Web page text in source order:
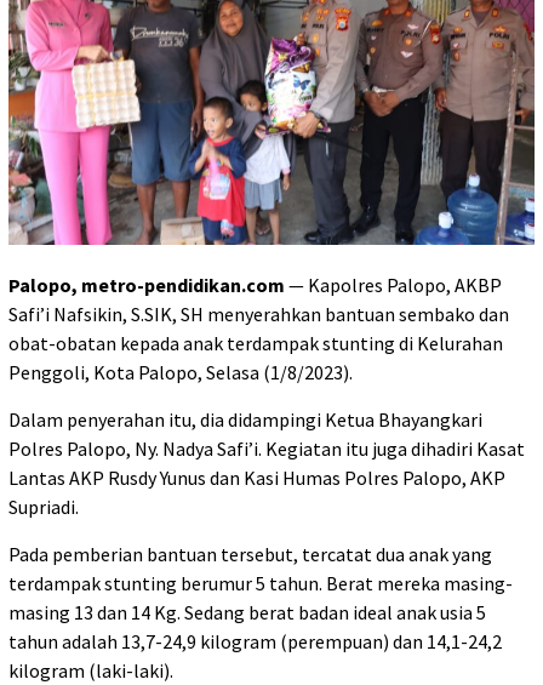
Palopo, metro-pendidikan.com — Kapolres Palopo, AKBP
Safi’i Nafsikin, S.SIK, SH menyerahkan bantuan sembako dan
obat-obatan kepada anak terdampak stunting di Kelurahan
Penggoli, Kota Palopo, Selasa (1/8/2023).
Dalam penyerahan itu, dia didampingi Ketua Bhayangkari
Polres Palopo, Ny. Nadya Safi’i. Kegiatan itu juga dihadiri Kasat
Lantas AKP Rusdy Yunus dan Kasi Humas Polres Palopo, AKP
Supriadi.
Pada pemberian bantuan tersebut, tercatat dua anak yang
terdampak stunting berumur 5 tahun. Berat mereka masing-
masing 13 dan 14 Kg. Sedang berat badan ideal anak usia 5
tahun adalah 13,7-24,9 kilogram (perempuan) dan 14,1-24,2
kilogram (laki-laki).